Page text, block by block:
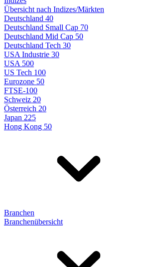
Übersicht nach Indizes/Märkten
Deutschland 40
Deutschland Small Cap 70
Deutschland Mid Cap 50
Deutschland Tech 30
USA Industrie 30
USA 500
US Tech 100
Eurozone 50
FTSE-100
Schweiz 20
Österreich 20
Japan 225
Hong Kong 50
Branchen
Branchenübersicht